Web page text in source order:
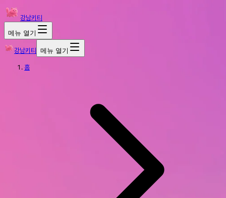
강남키티
메뉴 열기
강남키티 메뉴 열기
홈